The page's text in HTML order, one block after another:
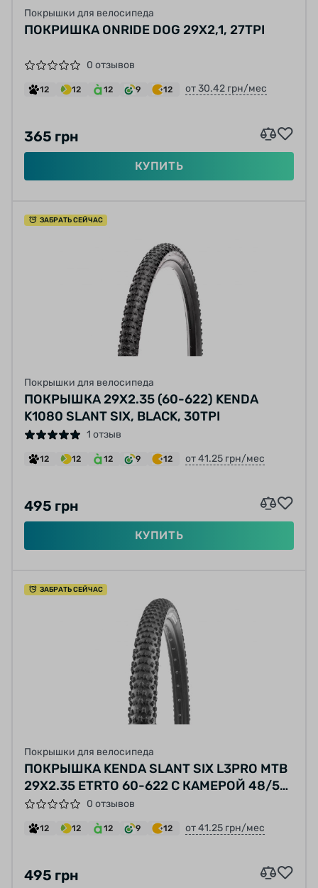
Покрышки для велосипеда
ПОКРИШКА ONRIDE DOG 29X2,1, 27TPI
0 отзывов
12 12 12 9 12 от 30.42 грн/мес
365 грн
КУПИТЬ
ЗАБРАТЬ СЕЙЧАС
Покрышки для велосипеда
ПОКРЫШКА 29X2.35 (60-622) KENDA
K1080 SLANT SIX, BLACK, 30TPI
1 отзыв
12 12 12 9 12 от 41.25 грн/мес
495 грн
КУПИТЬ
ЗАБРАТЬ СЕЙЧАС
Покрышки для велосипеда
ПОКРЫШКА KENDA SLANT SIX L3PRO MTB
29X2.35 ETRTO 60-622 С КАМЕРОЙ 48/57-
622, АВТОМОБИЛЬНЫЙ НИППЕЛЬ 40ММ,
ЧЕРНАЯ
0 отзывов
12 12 12 9 12 от 41.25 грн/мес
495 грн